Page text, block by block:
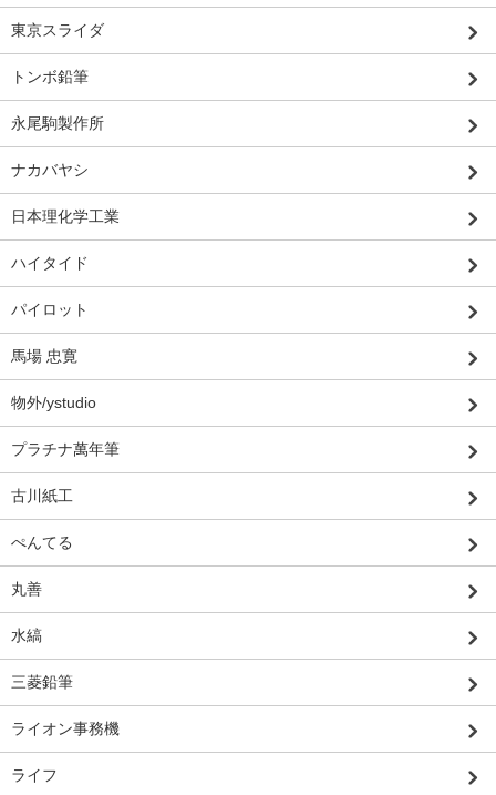
東京スライダ
トンボ鉛筆
永尾駒製作所
ナカバヤシ
日本理化学工業
ハイタイド
パイロット
馬場 忠寛
物外/ystudio
プラチナ萬年筆
古川紙工
ぺんてる
丸善
水縞
三菱鉛筆
ライオン事務機
ライフ